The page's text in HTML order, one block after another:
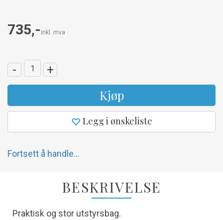
735,- Inkl. mva
- +
Kjøp
Legg i ønskeliste
Fortsett å handle...
BESKRIVELSE
Praktisk og stor utstyrsbag.